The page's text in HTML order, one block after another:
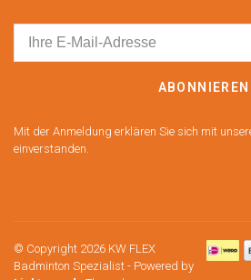
ABONNIEREN
Mit der Anmeldung erklären Sie sich mit
einverstanden.
© Copyright 2026 KW FLEX
Badminton Spezialist - Powered by